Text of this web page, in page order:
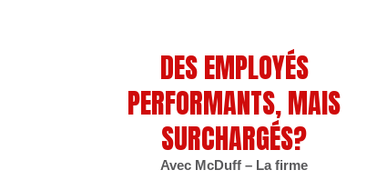
DES EMPLOYÉS
PERFORMANTS, MAIS
SURCHARGÉS?
Avec McDuff – La firme